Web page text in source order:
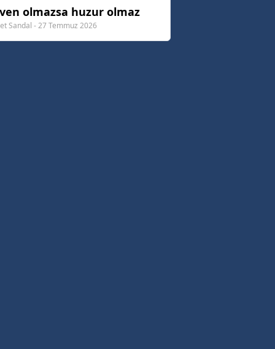
olmazsa huzur olmaz
Sandal - 27 Temmuz 2026